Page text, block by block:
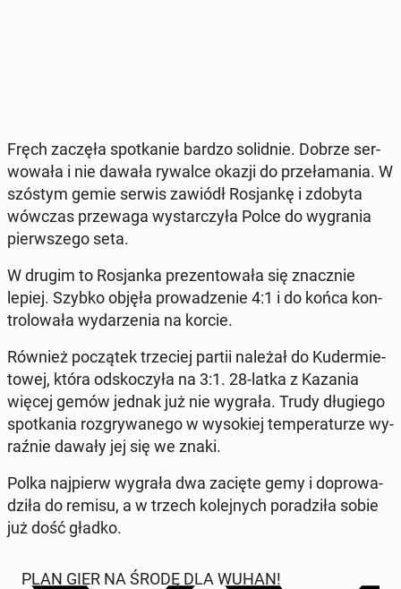
Fręch zaczęła spo­tka­nie bardzo so­lid­nie. Dobrze ser­
wo­wa­ła i nie dawała rywalce okazji do prze­ła­ma­nia. W
szóstym gemie serwis zawiódł Ro­sjan­kę i zdobyta
wówczas prze­wa­ga wy­star­czy­ła Polce do wy­gra­nia
pierw­sze­go seta.
W drugim to Ro­sjan­ka pre­zen­to­wa­ła się znacz­nie
lepiej. Szybko objęła pro­wa­dze­nie 4:1 i do końca kon­
tro­lo­wa­ła wy­da­rze­nia na korcie.
Również po­czą­tek trze­ciej partii należał do Ku­der­mie­
to­wej, która od­sko­czy­ła na 3:1. 28-latka z Kazania
więcej gemów jednak już nie wygrała. Trudy dłu­gie­go
spo­tka­nia roz­gry­wa­ne­go w wy­so­kiej tem­pe­ra­tu­rze wy­
raź­nie dawały jej się we znaki.
Polka naj­pierw wygrała dwa zacięte gemy i do­pro­wa­
dzi­ła do remisu, a w trzech ko­lej­nych po­ra­dzi­ła sobie
już dość gładko.
PLAN GIER NA ŚRODĘ DLA WUHAN!